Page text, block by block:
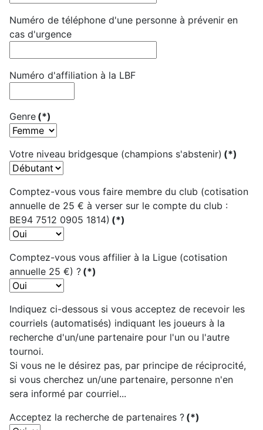
Numéro de téléphone d'une personne à prévenir en
cas d'urgence
Numéro d'affiliation à la LBF
Genre (*)
Votre niveau bridgesque (champions s'abstenir) (*)
Comptez-vous vous faire membre du club (cotisation
annuelle de 25 € à verser sur le compte du club :
BE94 7512 0905 1814) (*)
Comptez-vous vous affilier à la Ligue (cotisation
annuelle 25 €) ? (*)
Indiquez ci-dessous si vous acceptez de recevoir les
courriels (automatisés) indiquant les joueurs à la
recherche d'un/une partenaire pour l'un ou l'autre
tournoi.
Si vous ne le désirez pas, par principe de réciprocité,
si vous cherchez un/une partenaire, personne n'en
sera informé par courriel...
Acceptez la recherche de partenaires ? (*)